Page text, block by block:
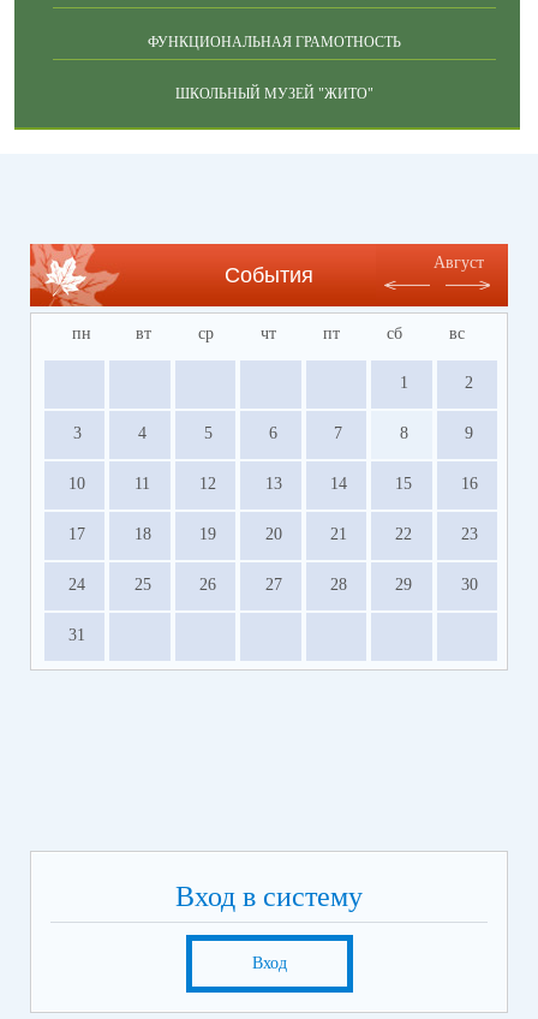
ФУНКЦИОНАЛЬНАЯ ГРАМОТНОСТЬ
ШКОЛЬНЫЙ МУЗЕЙ "ЖИТО"
События
Август
пн вт ср чт пт сб вс
1 2
3 4 5 6 7 8 9
10 11 12 13 14 15 16
17 18 19 20 21 22 23
24 25 26 27 28 29 30
31
Вход в систему
Вход